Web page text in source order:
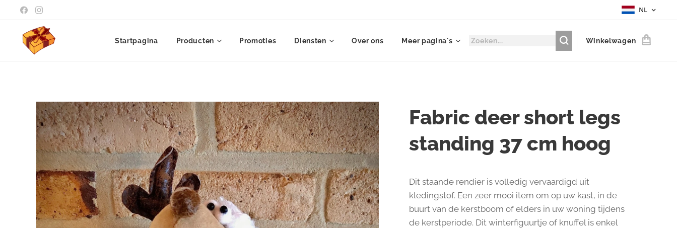
NL
Startpagina Producten Promoties Diensten Over ons Meer pagina's Winkelwagen
Fabric deer short legs
standing 37 cm hoog
Dit staande rendier is volledig vervaardigd uit
kledingstof. Een zeer mooi item om op uw kast, in de
buurt van de kerstboom of elders in uw woning tijdens
de kerstperiode. Dit winterfiguurtje of knuffel is enkel